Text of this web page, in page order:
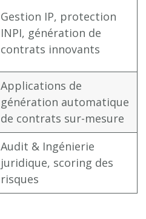
Gestion IP, protection
INPI, génération de
contrats innovants
Applications de
génération automatique
de contrats sur-mesure
Audit & Ingénierie
juridique, scoring des
risques